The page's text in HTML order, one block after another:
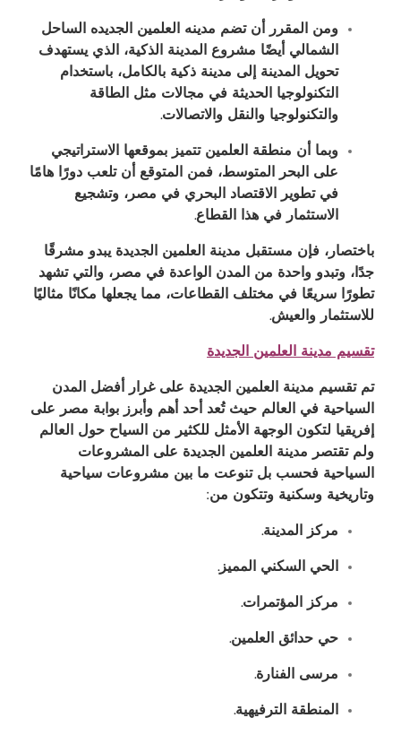
ومن المقرر أن تضم مدينه العلمين الجديده الساحل
الشمالي أيضًا مشروع المدينة الذكية، الذي يستهدف
تحويل المدينة إلى مدينة ذكية بالكامل، باستخدام
التكنولوجيا الحديثة في مجالات مثل الطاقة
والتكنولوجيا والنقل والاتصالات.
وبما أن منطقة العلمين تتميز بموقعها الاستراتيجي
على البحر المتوسط، فمن المتوقع أن تلعب دورًا هامًا
في تطوير الاقتصاد البحري في مصر، وتشجيع
الاستثمار في هذا القطاع.
باختصار، فإن مستقبل مدينة العلمين الجديدة يبدو مشرقًا
جدًا، وتبدو واحدة من المدن الواعدة في مصر، والتي تشهد
تطورًا سريعًا في مختلف القطاعات، مما يجعلها مكانًا مثاليًا
للاستثمار والعيش.
تقسيم مدينة العلمين الجديدة
تم تقسيم مدينة العلمين الجديدة على غرار أفضل المدن
السياحية في العالم حيث تُعد أحد أهم وأبرز بوابة مصر على
إفريقيا لتكون الوجهة الأمثل للكثير من السياح حول العالم
ولم تقتصر مدينة العلمين الجديدة على المشروعات
السياحية فحسب بل تنوعت ما بين مشروعات سياحية
وتاريخية وسكنية وتتكون من:
مركز المدينة.
الحي السكني المميز.
مركز المؤتمرات.
حي حدائق العلمين.
مرسى الفنارة.
المنطقة الترفيهية.